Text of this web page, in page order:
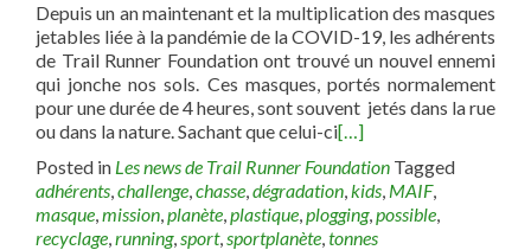
Depuis un an maintenant et la multiplication des masques
jetables liée à la pandémie de la COVID-19, les adhérents
de Trail Runner Foundation ont trouvé un nouvel ennemi
qui jonche nos sols. Ces masques, portés normalement
pour une durée de 4 heures, sont souvent jetés dans la rue
ou dans la nature. Sachant que celui-ci[…]
Posted in Les news de Trail Runner Foundation Tagged
adhérents,challenge,chasse,dégradation,kids, MAIF,
masque,mission,planète,plastique,plogging,possible,
recyclage,running,sport,sportplanète,tonnes